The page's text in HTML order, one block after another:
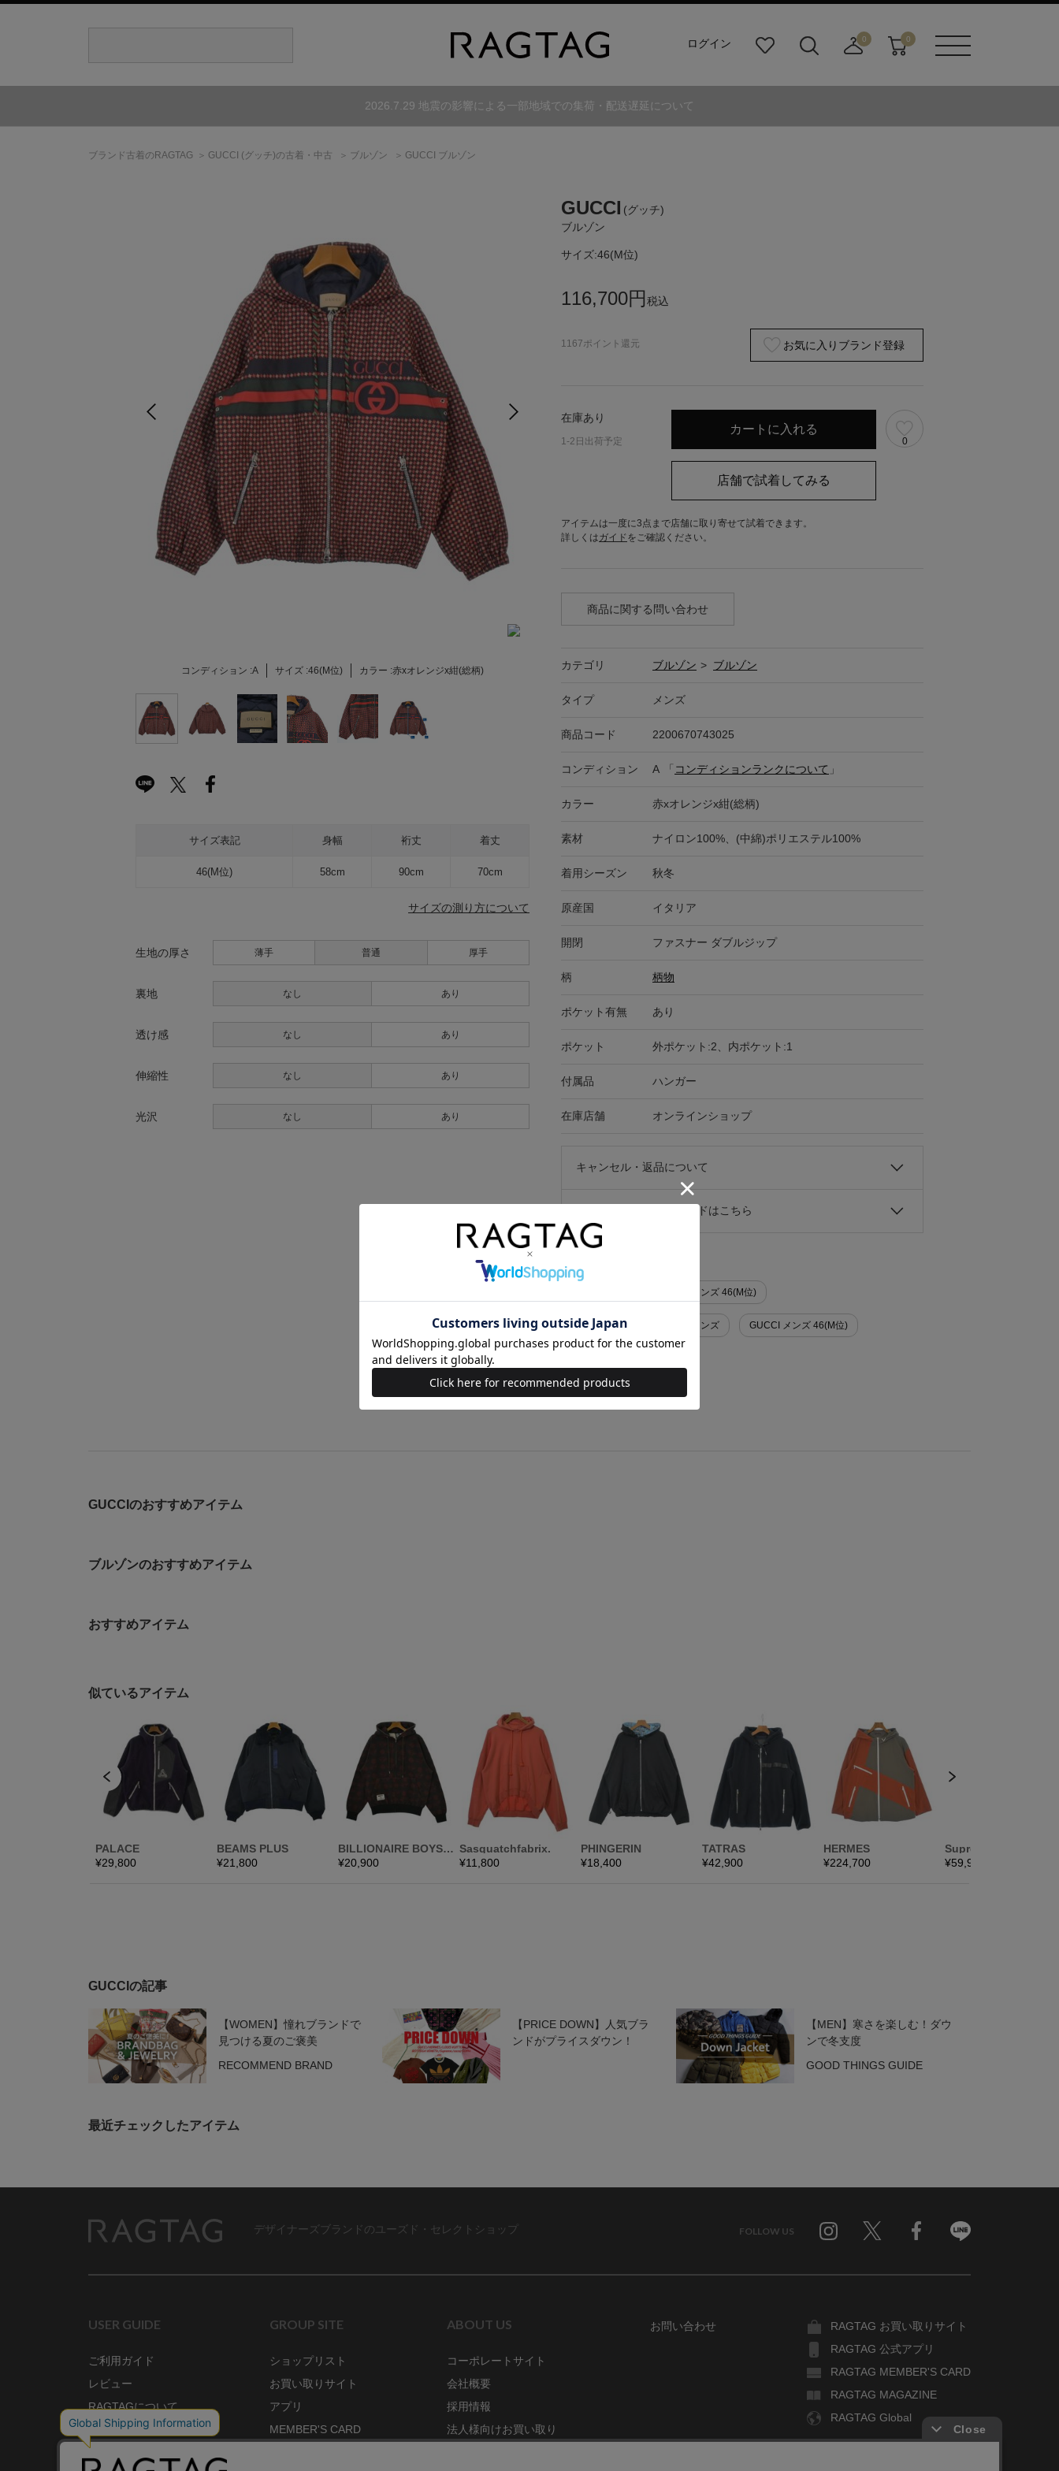
ログイン
り
ダ
0
寄
0
2026.7.29 地震の影響による一部地域での集荷・配送遅延について
ブランド古着のRAGTAG GUCCI (グッチ)の古着・中古 ブルゾン GUCCI ブルゾン
コンディション :A サイズ :46(M位) カラー :赤xオレンジx紺(総柄)
サイズ表記 身幅 裄丈 着丈
46(M位) 58cm 90cm 70cm
サイズの測り方について
生地の厚さ 薄手 普通 厚手
裏地 なし あり
透け感 なし あり
伸縮性 なし あり
光沢 なし あり
GUCCI (グッチ)
ブルゾン
サイズ:46(M位)
116,700円 税込
1167ポイント還元 お気に入りブランド登録
在庫あり
1-2日出荷予定 0
アイテムは一度に3点まで店舗に取り寄せて試着できます。
詳しくはガイド をご確認ください。
商品に関する問い合わせ
カテゴリ ブルゾン > ブルゾン
タイプ メンズ
商品コード 2200670743025
コンディション A 「 コンディションランクについて 」
カラー 赤xオレンジx紺(総柄)
素材 ナイロン100%、(中綿)ポリエステル100%
着用シーズン 秋冬
原産国 イタリア
開閉 ファスナー ダブルジップ
柄 柄物
ポケット有無 あり
ポケット 外ポケット:2、内ポケット:1
付属品 ハンガー
在庫店舗 オンラインショップ
キャンセル・返品について
お買い物時のご利用ガイドはこちら
GUCCI ブルゾン>ブルゾン メンズ 46(M位)
GUCCI ブルゾン>ブルゾン メンズ GUCCI メンズ 46(M位)
GUCCIのおすすめアイテム
ブルゾンのおすすめアイテム
おすすめアイテム
GUCCIの記事
【WOMEN】憧れブランドで
見つける夏のご褒美
RECOMMEND BRAND
【PRICE DOWN】人気ブラ
ンドがプライスダウン！
【MEN】寒さを楽しむ！ダウ
ンで冬支度
GOOD THINGS GUIDE
最近チェックしたアイテム
デザイナーズブランドのユーズド・セレクトショップ FOLLOW US
USER GUIDE
ご利用ガイド
レビュー
RAGTAGについて
ご利用規約
プライバシーポリシー
GROUP SITE
ショップリスト
お買い取りサイト
アプリ
MEMBER'S CARD
ABOUT US
コーポレートサイト
会社概要
採用情報
法人様向けお買い取り
お問い合わせ
RAGTAG お買い取りサイト
RAGTAG 公式アプリ
RAGTAG MEMBER'S CARD
RAGTAG MAGAZINE
RAGTAG Global